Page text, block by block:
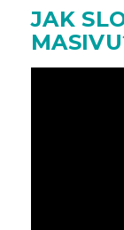
JAK